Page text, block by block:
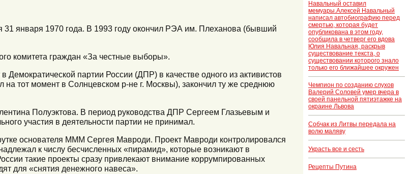
31 января 1970 года. В 1993 году окончил РЭА им. Плеханова (бывший
комитета граждан «За честные выборы».
Демократической партии России (ДПР) в качестве одного из активистов
тот момент в Солнцевском р-не г. Москвы), закончил ту же среднюю
Полуэктова. В период руководства ДПР Сергеем Глазьевым и
участия в деятельности партии не принимал.
основателя МММ Сергея Мавроди. Проект Мавроди контролировался
к числу бесчисленных «пирамид», которые возникают в
такие проекты сразу привлекают внимание коррумпированных
для «снятия денежного навеса».
Навальный оставил
мемуары.Алексей Навальный
написал автобиографию перед
смертью, которая будет
опубликована в этом году,
сообщила в четверг его вдова
Юлия Навальная, раскрыв
существование текста, о
существовании которого знало
только его ближайшее окружен
Чемпион по созданию слухов
Валерий Соловей умер вчера в
своей панельной пятиэтажке на
окраине Львова
Собчак из Литвы передала на
волю маляву
Украсть все и сесть
Рецепты Путина